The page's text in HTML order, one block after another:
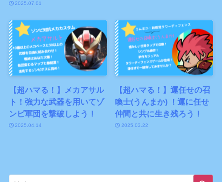
2025.07.01
【超ハマる！】メカアサル
ト！強力な武器を用いてゾ
ンビ軍団を撃破しよう！
2025.04.14
【超ハマる！】運任せの召
喚士(うんまか) ！運に任せ
仲間と共に生き残ろう！
2025.03.22